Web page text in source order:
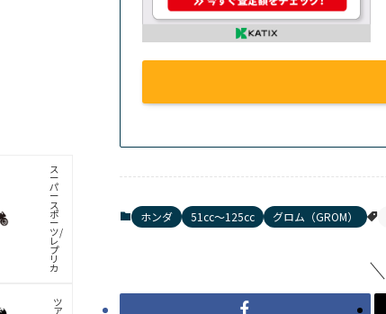
ホンダ 51cc〜125cc グロム（GROM）
ス
ー
パ
ー
ス
ポ
ー
ツ/
レ
プ
リ
カ
ツ
ア